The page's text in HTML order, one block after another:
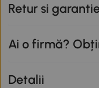
Retur si
Ai o firmă?
Detalii